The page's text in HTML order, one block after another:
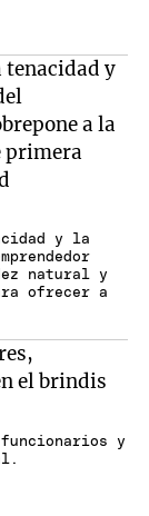
y la
natural y
ofrecer a
y